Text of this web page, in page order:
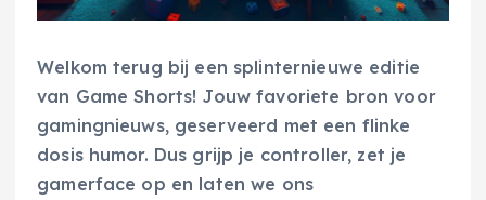
Welkom terug bij een splinternieuwe editie
van Game Shorts! Jouw favoriete bron voor
gamingnieuws, geserveerd met een flinke
dosis humor. Dus grijp je controller, zet je
gamerface op en laten we ons